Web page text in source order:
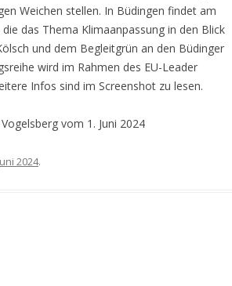
Weichen stellen. In Büdingen findet am
das Thema Klimaanpassung in den Blick
und dem Begleitgrün an den Büdinger
wird im Rahmen des EU-Leader
Infos sind im Screenshot zu lesen.
vom 1. Juni 2024
2024.